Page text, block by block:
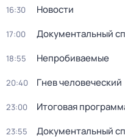
16:30 Новости
17:00 Документальный
18:55 Непробиваемые
20:40 Гнев человеческий
23:00 Итоговая
23:55 Документальный